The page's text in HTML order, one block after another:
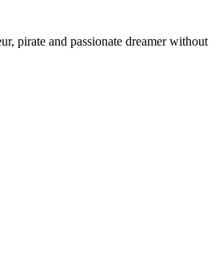
pirate and passionate dreamer without